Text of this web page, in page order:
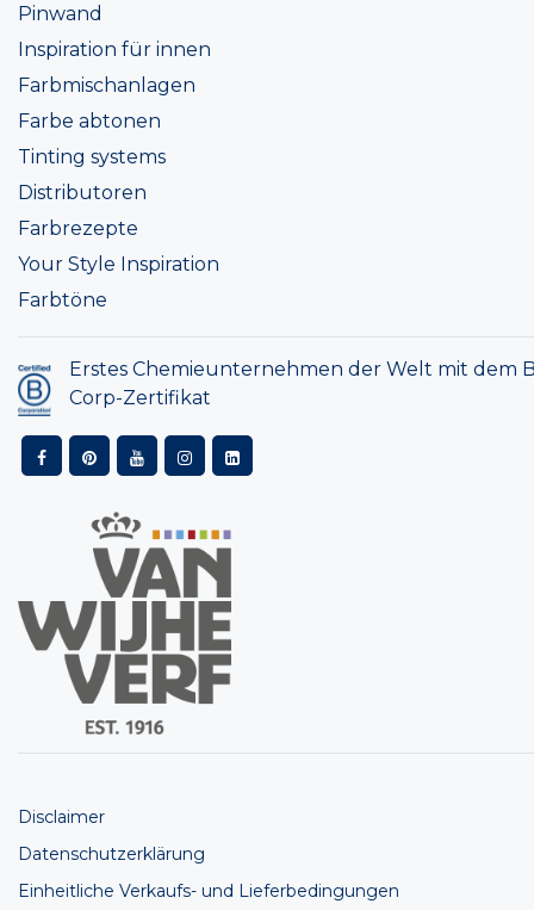
Pinwand
Inspiration für innen
Farbmischanlagen
Farbe abtonen
Tinting systems
Distributoren
Farbrezepte
Your Style Inspiration
Farbtöne
Erstes Chemieunternehmen der Welt mit dem
Corp-Zertifikat
Disclaimer
Datenschutzerklärung
Einheitliche Verkaufs- und Lieferbedingungen